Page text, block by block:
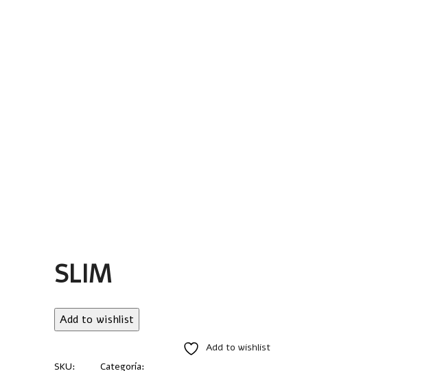
SLIM
Add to wishlist
Add to wishlist
SKU:
Categoría: